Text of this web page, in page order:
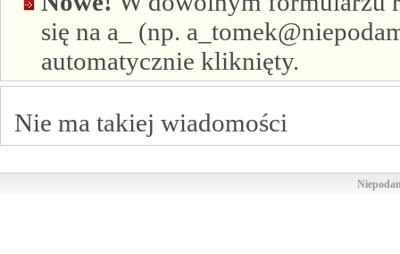
się na a_ (np.
automatycznie kliknięty.
Nie ma takiej wiadomości